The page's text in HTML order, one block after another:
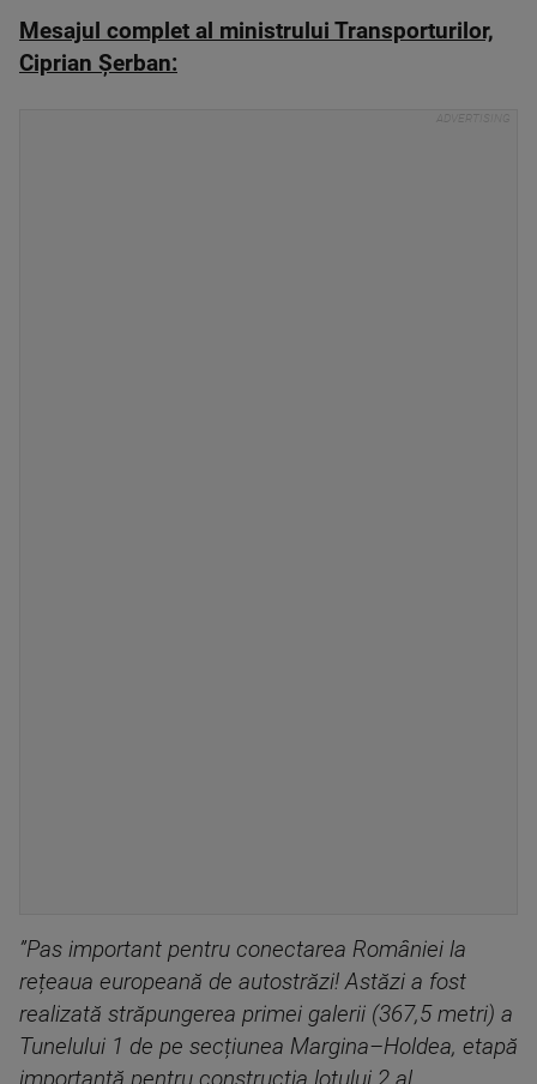
Mesajul complet al ministrului Transporturilor,
Ciprian Șerban:
”Pas important pentru conectarea României la
rețeaua europeană de autostrăzi! Astăzi a fost
realizată străpungerea primei galerii (367,5 metri) a
Tunelului 1 de pe secțiunea Margina–Holdea, etapă